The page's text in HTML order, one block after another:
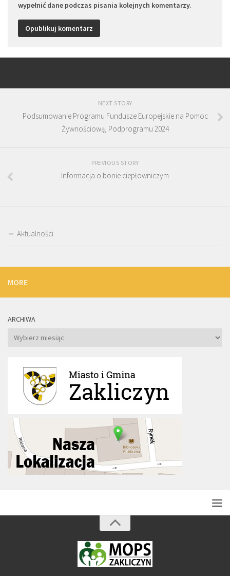
wypełnić dane podczas pisania kolejnych komentarzy.
NEXT STORY
Podsumowanie Programu Fundusze Europejskie na Pomoc
Żywnościową, Podprogramu 2024
PREVIOUS STORY
Informacja o bonie ciepłowniczym
Aktualności
MORE
ARCHIWA
Archiwa